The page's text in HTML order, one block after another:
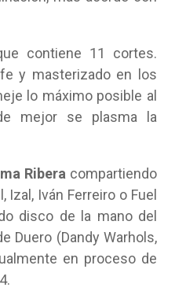
contiene 11 cortes.
y masterizado en los
lo máximo posible al
mejor se plasma la
Ribera compartiendo
Iván Ferreiro o Fuel
disco de la mano del
Duero (Dandy Warhols,
en proceso de